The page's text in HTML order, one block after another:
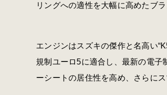
リングへの適性を大幅に高めたブラ
エンジンはスズキの傑作と名高い
規制ユーロ5に適合し、最新の電子
ーシートの居住性を高め、さらに